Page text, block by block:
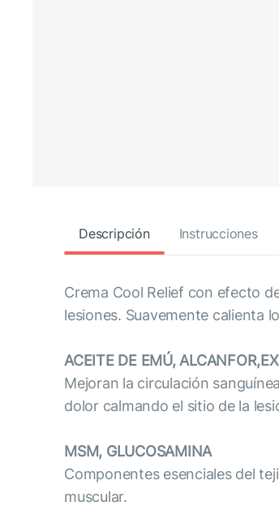
Descripción Instrucciones
Crema Cool Relief con efecto
lesiones. Suavemente calienta
ACEITE DE EMÚ,
Mejoran la circulación
dolor calmando el sitio de la
MSM, GLUCOSAMINA
Componentes esenciales del
muscular.